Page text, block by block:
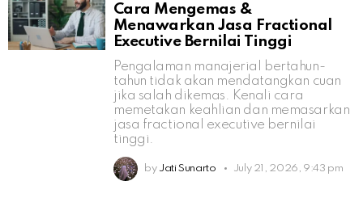
Cara Mengemas &
Menawarkan Jasa Fractional
Executive Bernilai Tinggi
Pengalaman manajerial bertahun-
tahun tidak akan mendatangkan cuan
jika salah dikemas. Kenali cara
memetakan keahlian dan memasarkan
jasa fractional executive bernilai
tinggi.
by Jati Sunarto July 21, 2026, 9:43 pm